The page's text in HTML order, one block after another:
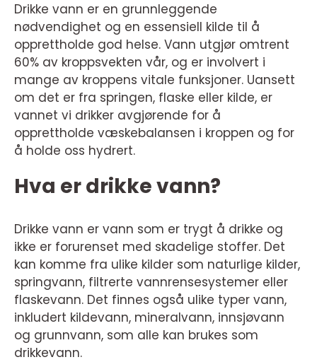
Drikke vann er en grunnleggende
nødvendighet og en essensiell kilde til å
opprettholde god helse. Vann utgjør omtrent
60% av kroppsvekten vår, og er involvert i
mange av kroppens vitale funksjoner. Uansett
om det er fra springen, flaske eller kilde, er
vannet vi drikker avgjørende for å
opprettholde væskebalansen i kroppen og for
å holde oss hydrert.
Hva er drikke vann?
Drikke vann er vann som er trygt å drikke og
ikke er forurenset med skadelige stoffer. Det
kan komme fra ulike kilder som naturlige kilder,
springvann, filtrerte vannrensesystemer eller
flaskevann. Det finnes også ulike typer vann,
inkludert kildevann, mineralvann, innsjøvann
og grunnvann, som alle kan brukes som
drikkevann.